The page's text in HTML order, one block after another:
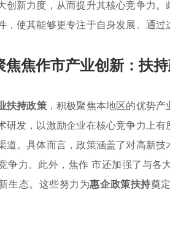
创新力度，从而提升其核心竞争力
，使其能够更专注于自身发展。通
焦焦作市产业创新：扶
扶持政策，积极聚焦本地区的优势
研发，以激励企业在核心竞争力上
道。具体而言，政策涵盖了对高新
争力。此外，焦作 市还加强了与
生态。这些努力为惠企政策扶持奠